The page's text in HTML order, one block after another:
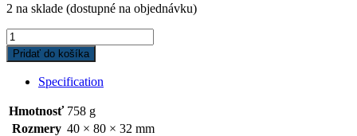
2 na sklade (dostupné na objednávku)
Ložisko
33208
JR-
40x80x32
Pridať do košíka
Specification
Hmotnosť 758 g
Rozmery 40 × 80 × 32 mm